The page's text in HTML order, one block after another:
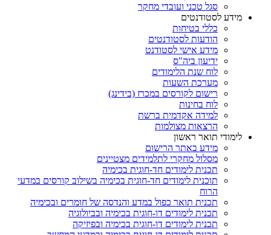
סגל טכני ועובדי מחקר
מידע לסטודנטים
כללי בטיחות
הודעות לסטודנטים
מידע אישי לסטודנט
ידיעון ביה"ס
לוח שנת הלימודים
מערכת השעות
רישום לקורסים במכרז (בידינג)
לוח בחינות
למידה אקדמית ברשת
הרצאות מצולמות
לימודי תואר ראשון
מידע באתר הרישום
מסלול מחקרי לתלמידים מצטיינים
תכנית לימודים חד-חוגית בכימיה
תוכנית לימודים חד-חוגית בכימיה בשילוב קורסים במדעי
הרוח
תכנית תואר כפול במדע והנדסה של חומרים ובכימיה
תכנית לימודים דו-חוגית בכימיה ובביולוגיה
תכנית לימודים דו-חוגית בכימיה ובפיזיקה